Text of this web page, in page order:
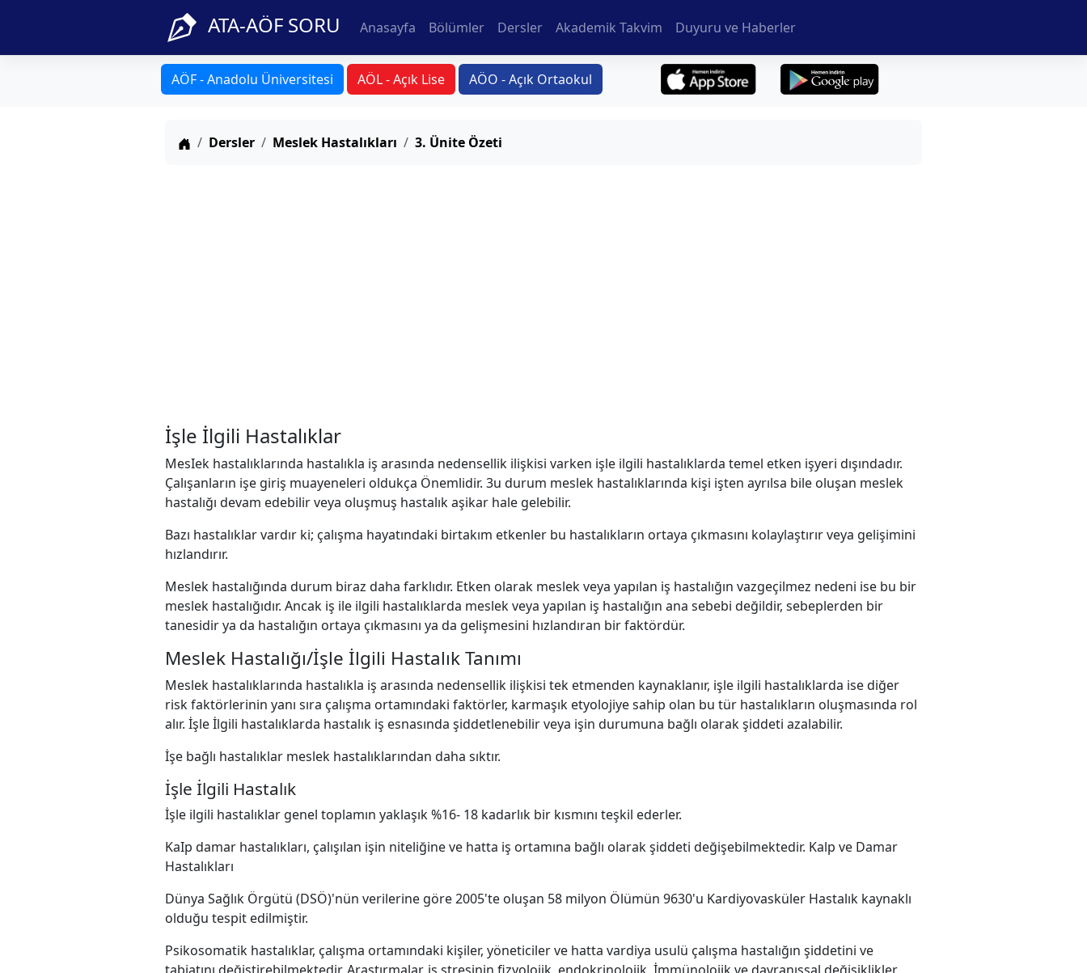
ATA-AÖF SORU Anasayfa Bölümler Dersler Akademik Takvim Duyuru ve Haberler
AÖF - Anadolu Üniversitesi AÖL - Açık Lise AÖO - Açık Ortaokul
Anasayfa
Dersler Meslek Hastalıkları 3. Ünite Özeti
İşle İlgili Hastalıklar
MesIek hastalıklarında hastalıkla iş arasında nedensellik ilişkisi varken işle ilgili hastalıklarda temel etken işyeri dışındadır.
Çalışanların işe giriş muayeneleri oldukça Önemlidir. 3u durum meslek hastalıklarında kişi işten ayrılsa bile oluşan meslek
hastalığı devam edebilir veya oluşmuş hastalık aşikar hale gelebilir.
Bazı hastalıklar vardır ki; çalışma hayatındaki birtakım etkenler bu hastalıkların ortaya çıkmasını kolaylaştırır veya gelişimini
hızlandırır.
Meslek hastalığında durum biraz daha farklıdır. Etken olarak meslek veya yapılan iş hastalığın vazgeçilmez nedeni ise bu bir
meslek hastalığıdır. Ancak iş ile ilgili hastalıklarda meslek veya yapılan iş hastalığın ana sebebi değildir, sebeplerden bir
tanesidir ya da hastalığın ortaya çıkmasını ya da gelişmesini hızlandıran bir faktördür.
Meslek Hastalığı/İşle İlgili Hastalık Tanımı
Meslek hastalıklarında hastalıkla iş arasında nedensellik ilişkisi tek etmenden kaynaklanır, işle ilgili hastalıklarda ise diğer
risk faktörlerinin yanı sıra çalışma ortamındaki faktörler, karmaşık etyolojiye sahip olan bu tür hastalıkların oluşmasında rol
alır. İşle İlgili hastalıklarda hastalık iş esnasında şiddetlenebilir veya işin durumuna bağlı olarak şiddeti azalabilir.
İşe bağlı hastalıklar meslek hastalıklarından daha sıktır.
İşle İlgili Hastalık
İşle ilgili hastalıklar genel toplamın yaklaşık %16- 18 kadarlık bir kısmını teşkil ederler.
KaIp damar hastalıkları, çalışılan işin niteliğine ve hatta iş ortamına bağlı olarak şiddeti değişebilmektedir. Kalp ve Damar
Hastalıkları
Dünya Sağlık Örgütü (DSÖ)'nün verilerine göre 2005'te oluşan 58 milyon Ölümün 9630'u Kardiyovasküler Hastalık kaynaklı
olduğu tespit edilmiştir.
Psikosomatik hastalıklar, çalışma ortamındaki kişiler, yöneticiler ve hatta vardiya usulü çalışma hastalığın şiddetini ve